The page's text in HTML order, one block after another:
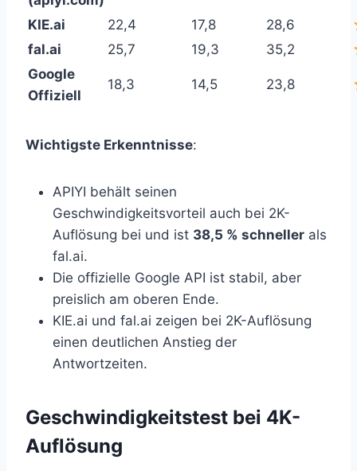
KIE.ai 22,4 17,8
28,6
fal.ai
25,7 19,3
35,2
Google
Offiziell
18,3 14,5 23,8
Wichtigste Erkenntnisse:
APIYI behält seinen
Geschwindigkeitsvorteil auch bei 2K-
Auflösung bei und ist 38,5 % schneller als
fal.ai.
Die offizielle Google API ist stabil, aber
preislich am oberen Ende.
KIE.ai und fal.ai zeigen bei 2K-Auflösung
einen deutlichen Anstieg der
Antwortzeiten.
Geschwindigkeitstest bei 4K-
Auflösung